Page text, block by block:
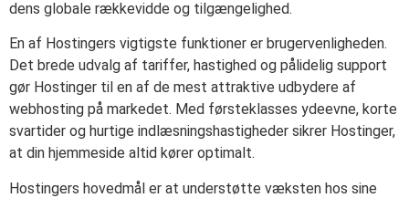
dens globale rækkevidde og tilgængelighed.
En af Hostingers vigtigste funktioner er brugervenligheden.
Det brede udvalg af tariffer, hastighed og pålidelig support
gør Hostinger til en af de mest attraktive udbydere af
webhosting på markedet. Med førsteklasses ydeevne, korte
svartider og hurtige indlæsningshastigheder sikrer Hostinger,
at din hjemmeside altid kører optimalt.
Hostingers hovedmål er at understøtte væksten hos sine